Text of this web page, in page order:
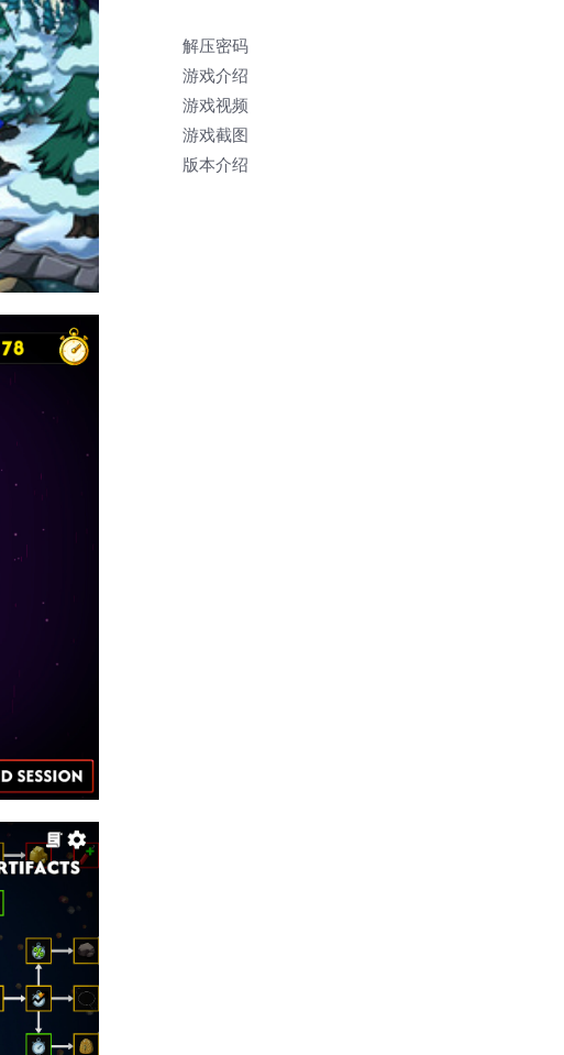
解压密码
游戏介绍
游戏视频
游戏截图
版本介绍